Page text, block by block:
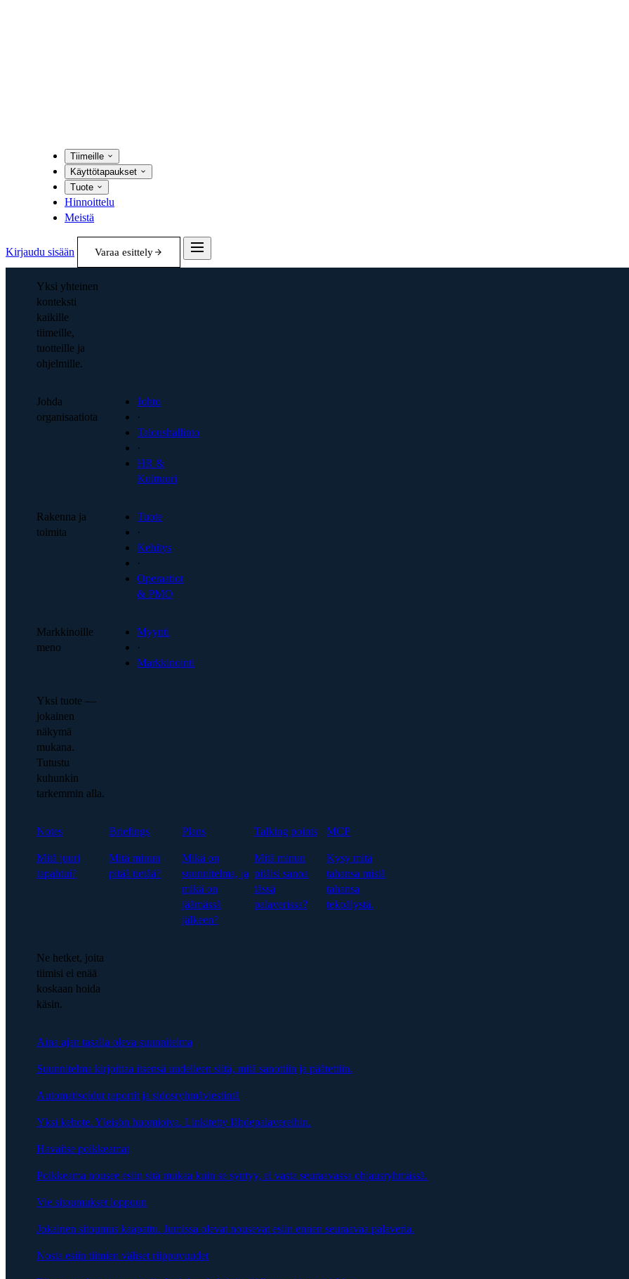
Tiimeille
Käyttötapaukset
Tuote
Hinnoittelu
Meistä
Kirjaudu sisään Varaa esittely
Yksi yhteinen
konteksti
kaikille
tiimeille,
tuotteille ja
ohjelmille.
Johda
organisaatiota
Johto
·
Taloushallinto
·
HR &
Kulttuuri
Rakenna ja
toimita
Tuote
·
Kehitys
·
Operaatiot
& PMO
Markkinoille
meno
Myynti
·
Markkinointi
Yksi tuote —
jokainen
näkymä
mukana.
Tutustu
kuhunkin
tarkemmin alla.
Notes
Mitä juuri
tapahtui?
Briefings
Mitä minun
pitää tietää?
Plans
Mikä on
suunnitelma, ja
mikä on
jäämässä
jälkeen?
Talking points
Mitä minun
pitäisi sanoa
tässä
palaverissa?
MCP
Kysy mitä
tahansa mistä
tahansa
tekoälystä.
Ne hetket, joita
tiimisi ei enää
koskaan hoida
käsin.
Aina ajan tasalla oleva suunnitelma
Suunnitelma kirjoittaa itsensä uudelleen siitä, mitä sanottiin ja päätettiin.
Automatisoidut raportit ja sidosryhmäviestintä
Yksi kehote. Yleisön huomioiva. Linkitetty lähdepalavereihin.
Havaitse poikkeamat
Poikkeama nousee esiin sitä mukaa kuin se syntyy, ei vasta seuraavassa ohjausryhmässä.
Vie sitoumukset loppuun
Jokainen sitoumus kaapattu. Jumissa olevat nousevat esiin ennen seuraavaa palaveria.
Nosta esiin tiimien väliset riippuvuudet